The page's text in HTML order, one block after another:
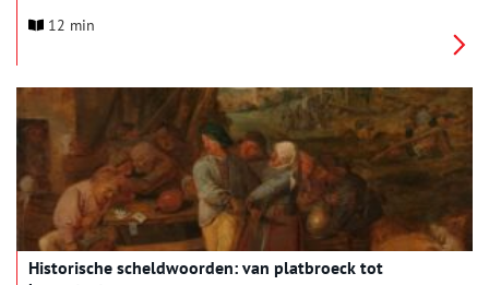
gondeltochten plaats. Een duik in de krantenarchieven laat
12 min
Historische scheldwoorden: van platbroeck tot